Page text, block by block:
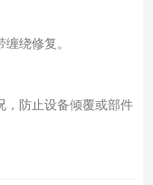
绕修复。
防止设备倾覆或部件